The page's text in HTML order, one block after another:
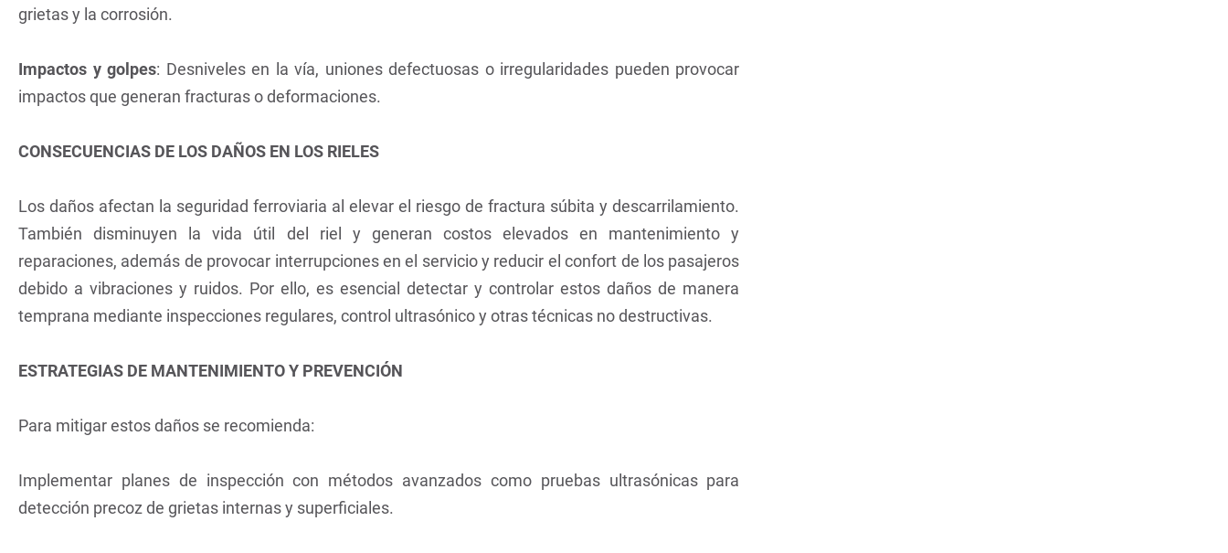
grietas y la corrosión.
Impactos y golpes: Desniveles en la vía, uniones defectuosas o irregularidades pueden provocar
impactos que generan fracturas o deformaciones.
CONSECUENCIAS DE LOS DAÑOS EN LOS RIELES
Los daños afectan la seguridad ferroviaria al elevar el riesgo de fractura súbita y descarrilamiento.
También disminuyen la vida útil del riel y generan costos elevados en mantenimiento y
reparaciones, además de provocar interrupciones en el servicio y reducir el confort de los pasajeros
debido a vibraciones y ruidos. Por ello, es esencial detectar y controlar estos daños de manera
temprana mediante inspecciones regulares, control ultrasónico y otras técnicas no destructivas.
ESTRATEGIAS DE MANTENIMIENTO Y PREVENCIÓN
Para mitigar estos daños se recomienda:
Implementar planes de inspección con métodos avanzados como pruebas ultrasónicas para
detección precoz de grietas internas y superficiales.